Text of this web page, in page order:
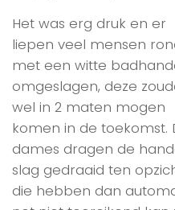
Het was erg druk en er
liepen veel mensen
met een witte
omgeslagen, deze
wel in 2 maten mogen
komen in de toekomst.
dames dragen de
slag gedraaid ten
die hebben dan